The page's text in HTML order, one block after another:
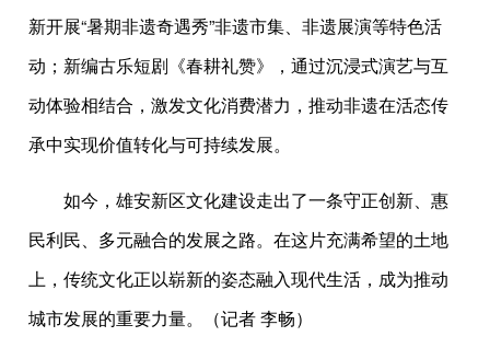
新开展“暑期非遗奇遇秀”非遗市集、非遗展演等特色活
动；新编古乐短剧《春耕礼赞》，通过沉浸式演艺与互
动体验相结合，激发文化消费潜力，推动非遗在活态传
承中实现价值转化与可持续发展。
如今，雄安新区文化建设走出了一条守正创新、惠
民利民、多元融合的发展之路。在这片充满希望的土地
上，传统文化正以崭新的姿态融入现代生活，成为推动
城市发展的重要力量。（记者 李畅）